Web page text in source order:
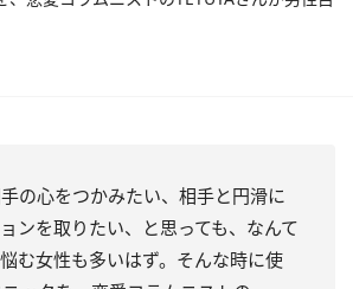
の心をつかみたい、相手と円滑に
ンを取りたい、と思っても、なんて
む女性も多いはず。そんな時に使